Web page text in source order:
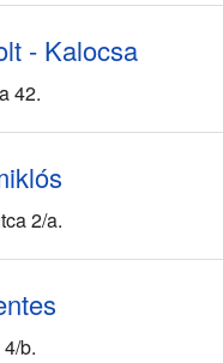
- Kalocsa
42.
2/a.
b.